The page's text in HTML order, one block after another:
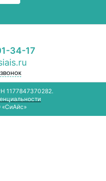
34-17
1177847370282.